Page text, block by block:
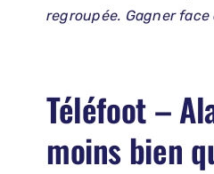
regroupée. Gagner
Téléfoot –
moins bien